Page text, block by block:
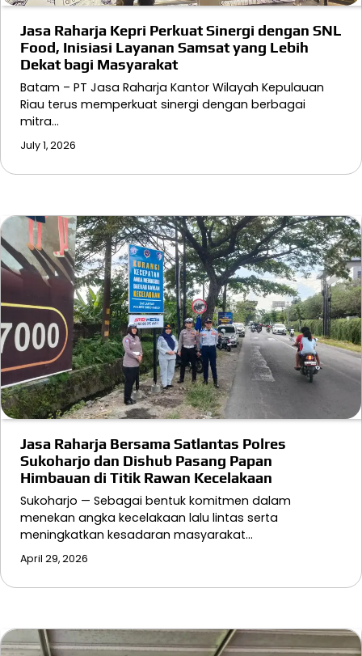
Jasa Raharja Kepri Perkuat Sinergi dengan SNL
Food, Inisiasi Layanan Samsat yang Lebih
Dekat bagi Masyarakat
Batam – PT Jasa Raharja Kantor Wilayah Kepulauan
Riau terus memperkuat sinergi dengan berbagai
mitra…
July 1, 2026
Jasa Raharja Bersama Satlantas Polres
Sukoharjo dan Dishub Pasang Papan
Himbauan di Titik Rawan Kecelakaan
Sukoharjo — Sebagai bentuk komitmen dalam
menekan angka kecelakaan lalu lintas serta
meningkatkan kesadaran masyarakat…
April 29, 2026